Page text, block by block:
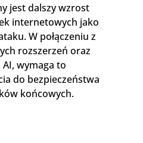
jest dalszy wzrost
internetowych jako
W połączeniu z
rozszerzeń oraz
wymaga to
do bezpieczeństwa
końcowych.